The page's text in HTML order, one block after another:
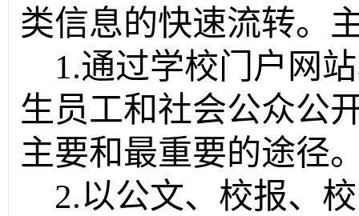
类信息的快速流转。
1.通过学校门户网
生员工和社会公众公
主要和最重要的途径
2.以公文、校报、